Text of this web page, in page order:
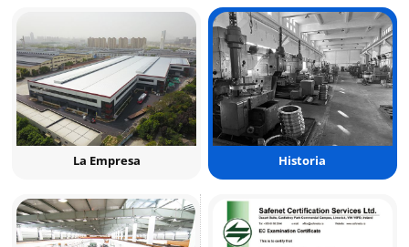
La Empresa Historia